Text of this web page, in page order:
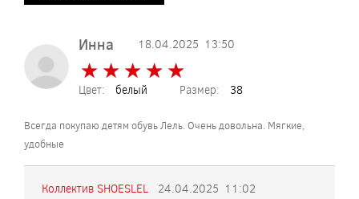
Инна 18.04.2025 13:50
★ ★ ★ ★ ★
★ ★ ★ ★ ★
Цвет: белый Размер: 38
Всегда покупаю детям обувь Лель. Очень довольна. Мягкие,
удобные
Коллектив SHOESLEL 24.04.2025 11:02